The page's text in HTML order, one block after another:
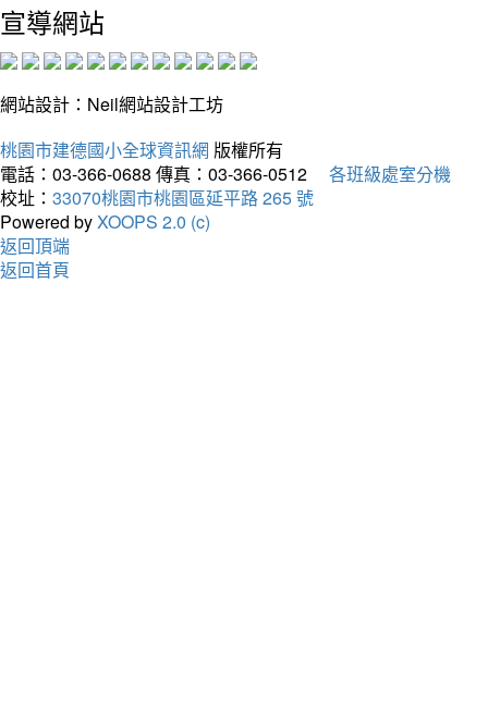
宣導網站
網站設計：Neil網站設計工坊
桃園市建德國小全球資訊網 版權所有
電話：03-366-0688 傳真：03-366-0512
各班級處室分機
校址： 33070桃園市桃園區延平路 265 號
Powered byXOOPS 2.0 (c)
返回頂端
返回首頁